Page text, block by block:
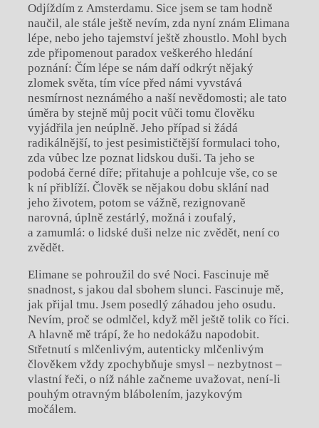
Odjíždím z Amsterdamu. Sice jsem se tam hodně
naučil, ale stále ještě nevím, zda nyní znám Elimana
lépe, nebo jeho tajemství ještě zhoustlo. Mohl bych
zde připomenout paradox veškerého hledání
poznání: Čím lépe se nám daří odkrýt nějaký
zlomek světa, tím více před námi vyvstává
nesmírnost neznámého a naší nevědomosti; ale tato
úměra by stejně můj pocit vůči tomu člověku
vyjádřila jen neúplně. Jeho případ si žádá
radikálnější, to jest pesimističtější formulaci toho,
zda vůbec lze poznat lidskou duši. Ta jeho se
podobá černé díře; přitahuje a pohlcuje vše, co se
k ní přiblíží. Člověk se nějakou dobu sklání nad
jeho životem, potom se vážně, rezignovaně
narovná, úplně zestárlý, možná i zoufalý,
a zamumlá: o lidské duši nelze nic zvědět, není co
zvědět.
Elimane se pohroužil do své Noci. Fascinuje mě
snadnost, s jakou dal sbohem slunci. Fascinuje mě,
jak přijal tmu. Jsem posedlý záhadou jeho osudu.
Nevím, proč se odmlčel, když měl ještě tolik co říci.
A hlavně mě trápí, že ho nedokážu napodobit.
Střetnutí s mlčenlivým, autenticky mlčenlivým
člověkem vždy zpochybňuje smysl – nezbytnost –
vlastní řeči, o níž náhle začneme uvažovat, není-li
pouhým otravným blábolením, jazykovým
močálem.